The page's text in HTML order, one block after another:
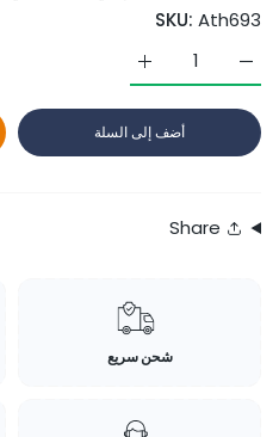
SKU: Ath693
زيادة كمية Ath693 - وحدة تخزين مكتبة Default Title زيادة كمية Ath693 - وحدة تخزين مكتبة Default Title
أضف إلى السلة
Share
شحن سريع